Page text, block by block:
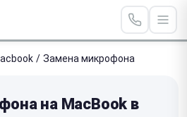
/ Замена микрофона
на MacBook в